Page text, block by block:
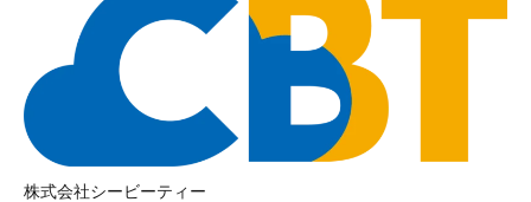
株式会社シービーティー